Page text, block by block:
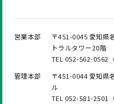
営業本部
〒451-0045 愛知県
トラルタワー20階
TEL 052-562-0562
管理本部
〒451-0044 愛知県
ル
TEL 052-581-2501